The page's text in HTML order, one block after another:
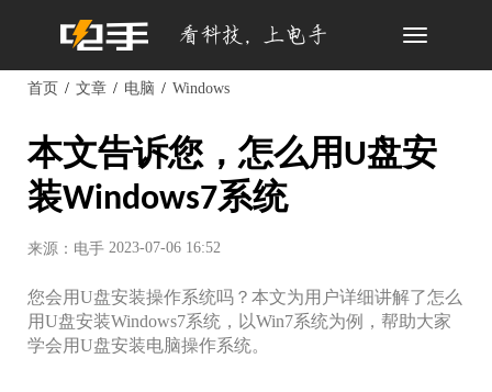
Toggle
首页 文章 电脑 Windows
本文告诉您，怎么用U盘安
装Windows7系统
来源：电手 2023-07-06 16:52
您会用U盘安装操作系统吗？本文为用户详细讲解了怎么
用U盘安装Windows7系统，以Win7系统为例，帮助大家
学会用U盘安装电脑操作系统。